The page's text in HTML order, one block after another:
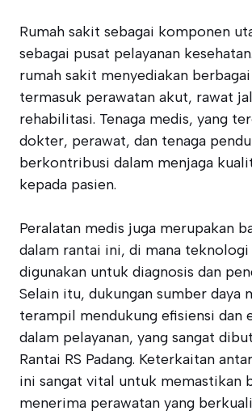
Rumah sakit sebagai komponen
sebagai pusat pelayanan
rumah sakit menyediakan berbagai
termasuk perawatan akut, rawat
rehabilitasi. Tenaga medis, yang
dokter, perawat, dan tenaga
berkontribusi dalam menjaga
kepada pasien.
Peralatan medis juga merupakan
dalam rantai ini, di mana
digunakan untuk diagnosis dan
Selain itu, dukungan sumber daya
terampil mendukung efisiensi dan
dalam pelayanan, yang sangat
Rantai RS Padang. Keterkaitan
ini sangat vital untuk memastikan
menerima perawatan yang